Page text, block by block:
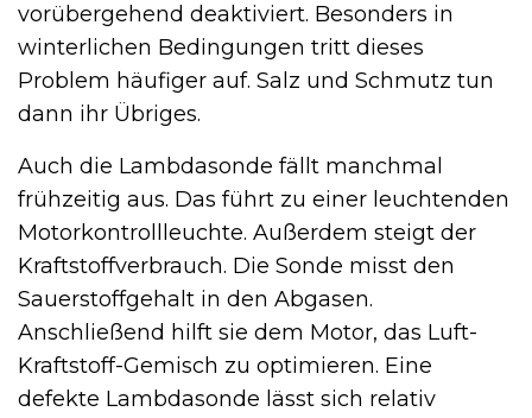
vorübergehend deaktiviert. Besonders in
winterlichen Bedingungen tritt dieses
Problem häufiger auf. Salz und Schmutz tun
dann ihr Übriges.
Auch die Lambdasonde fällt manchmal
frühzeitig aus. Das führt zu einer leuchtenden
Motorkontrollleuchte. Außerdem steigt der
Kraftstoffverbrauch. Die Sonde misst den
Sauerstoffgehalt in den Abgasen.
Anschließend hilft sie dem Motor, das Luft-
Kraftstoff-Gemisch zu optimieren. Eine
defekte Lambdasonde lässt sich relativ